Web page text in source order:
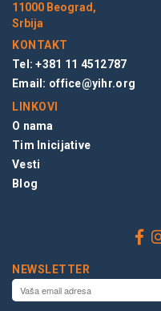
11000 Beograd,
Srbija
KONTAKT
Tel: +381 11 4512787
Email: office@yihr.org
LINKOVI
O nama
Tim Inicijative
Vesti
Blog
NEWSLETTER